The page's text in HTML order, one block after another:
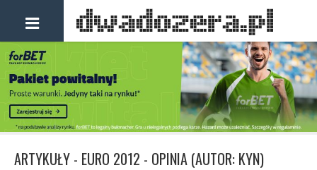
ARTYKUŁY - EURO 2012 - OPINIA (AUTOR: KYN)